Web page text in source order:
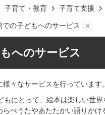
子育て・教育 子育て支援
での子どもへのサービス
へのサービス
々なサービスを行っています。
もにとって、絵本は楽しい世
らべうたやあたたかい語りか